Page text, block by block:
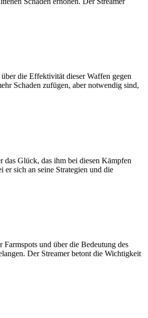
die Effektivität dieser Waffen gegen
Schaden zufügen, aber notwendig sind,
das Glück, das ihm bei diesen Kämpfen
er sich an seine Strategien und die
und über die Bedeutung des
Der Streamer betont die Wichtigkeit